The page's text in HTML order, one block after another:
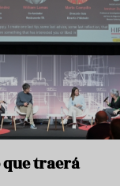
que traerá